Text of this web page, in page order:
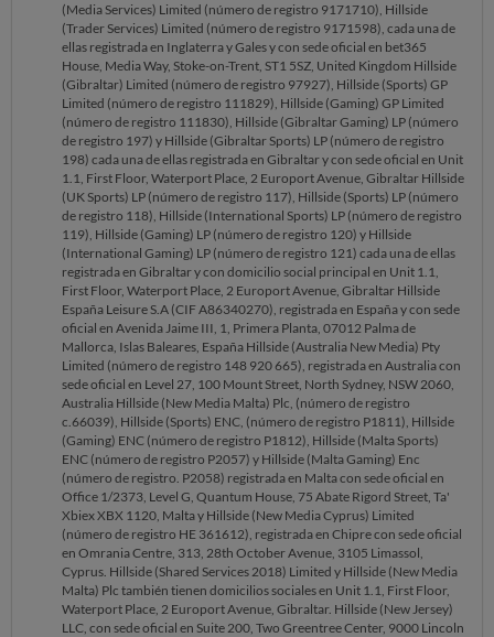
(Media Services) Limited (número de registro 9171710), Hillside
(Trader Services) Limited (número de registro 9171598), cada una de
ellas registrada en Inglaterra y Gales y con sede oficial en bet365
House, Media Way, Stoke-on-Trent, ST1 5SZ, United Kingdom Hillside
(Gibraltar) Limited (número de registro 97927), Hillside (Sports) GP
Limited (número de registro 111829), Hillside (Gaming) GP Limited
(número de registro 111830), Hillside (Gibraltar Gaming) LP (número
de registro 197) y Hillside (Gibraltar Sports) LP (número de registro
198) cada una de ellas registrada en Gibraltar y con sede oficial en Unit
1.1, First Floor, Waterport Place, 2 Europort Avenue, Gibraltar Hillside
(UK Sports) LP (número de registro 117), Hillside (Sports) LP (número
de registro 118), Hillside (International Sports) LP (número de registro
119), Hillside (Gaming) LP (número de registro 120) y Hillside
(International Gaming) LP (número de registro 121) cada una de ellas
registrada en Gibraltar y con domicilio social principal en Unit 1.1,
First Floor, Waterport Place, 2 Europort Avenue, Gibraltar Hillside
España Leisure S.A (CIF A86340270), registrada en España y con sede
oficial en Avenida Jaime III, 1, Primera Planta, 07012 Palma de
Mallorca, Islas Baleares, España Hillside (Australia New Media) Pty
Limited (número de registro 148 920 665), registrada en Australia con
sede oficial en Level 27, 100 Mount Street, North Sydney, NSW 2060,
Australia Hillside (New Media Malta) Plc, (número de registro
c.66039), Hillside (Sports) ENC, (número de registro P1811), Hillside
(Gaming) ENC (número de registro P1812), Hillside (Malta Sports)
ENC (número de registro P2057) y Hillside (Malta Gaming) Enc
(número de registro. P2058) registrada en Malta con sede oficial en
Office 1/2373, Level G, Quantum House, 75 Abate Rigord Street, Ta'
Xbiex XBX 1120, Malta y Hillside (New Media Cyprus) Limited
(número de registro HE 361612), registrada en Chipre con sede oficial
en Omrania Centre, 313, 28th October Avenue, 3105 Limassol,
Cyprus. Hillside (Shared Services 2018) Limited y Hillside (New Media
Malta) Plc también tienen domicilios sociales en Unit 1.1, First Floor,
Waterport Place, 2 Europort Avenue, Gibraltar. Hillside (New Jersey)
LLC, con sede oficial en Suite 200, Two Greentree Center, 9000 Lincoln